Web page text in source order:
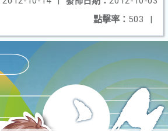
點擊率： 503 |